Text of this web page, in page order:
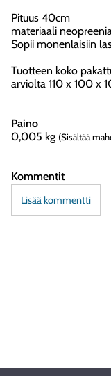
Pituus 40cm
materiaali neopreenia
Sopii monenlaisiin
Tuotteen koko
arviolta 110 x 100 x
Paino
0,005 kg (Sisältää
Kommentit
Lisää kommentti